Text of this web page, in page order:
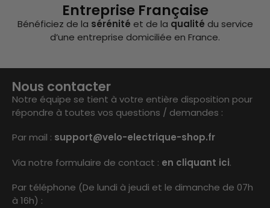
Entreprise Française
Bénéficiez de la sérénité et de la qualité du service
d’une entreprise domiciliée en France.
Nous contacter
Notre équipe se tient à votre entière disposition pour
répondre à toutes vos questions / demandes :
Par mail : support@velo-electrique-shop.fr
Via notre formulaire de contact : en cliquant ici.
Par téléphone (De lundi à jeudi et le dimanche de 07h
à 16h) :